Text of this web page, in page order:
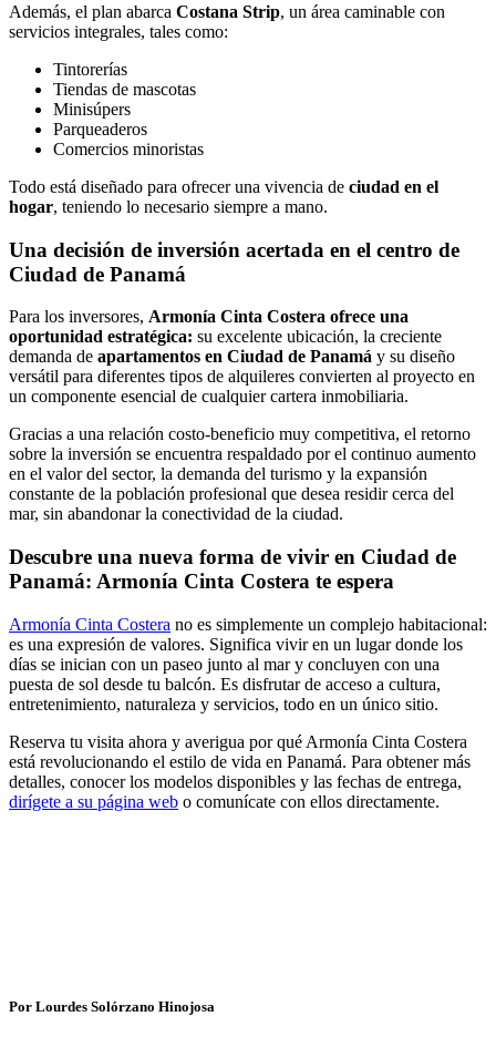
Además, el plan abarca Costana Strip, un área caminable con
servicios integrales, tales como:
Tintorerías
Tiendas de mascotas
Minisúpers
Parqueaderos
Comercios minoristas
Todo está diseñado para ofrecer una vivencia de ciudad en el
hogar, teniendo lo necesario siempre a mano.
Una decisión de inversión acertada en el centro de
Ciudad de Panamá
Para los inversores, Armonía Cinta Costera ofrece una
oportunidad estratégica: su excelente ubicación, la creciente
demanda de apartamentos en Ciudad de Panamá y su diseño
versátil para diferentes tipos de alquileres convierten al proyecto en
un componente esencial de cualquier cartera inmobiliaria.
Gracias a una relación costo-beneficio muy competitiva, el retorno
sobre la inversión se encuentra respaldado por el continuo aumento
en el valor del sector, la demanda del turismo y la expansión
constante de la población profesional que desea residir cerca del
mar, sin abandonar la conectividad de la ciudad.
Descubre una nueva forma de vivir en Ciudad de
Panamá: Armonía Cinta Costera te espera
Armonía Cinta Costera no es simplemente un complejo habitacional:
es una expresión de valores. Significa vivir en un lugar donde los
días se inician con un paseo junto al mar y concluyen con una
puesta de sol desde tu balcón. Es disfrutar de acceso a cultura,
entretenimiento, naturaleza y servicios, todo en un único sitio.
Reserva tu visita ahora y averigua por qué Armonía Cinta Costera
está revolucionando el estilo de vida en Panamá. Para obtener más
detalles, conocer los modelos disponibles y las fechas de entrega,
dirígete a su página web o comunícate con ellos directamente.
Por Lourdes Solórzano Hinojosa